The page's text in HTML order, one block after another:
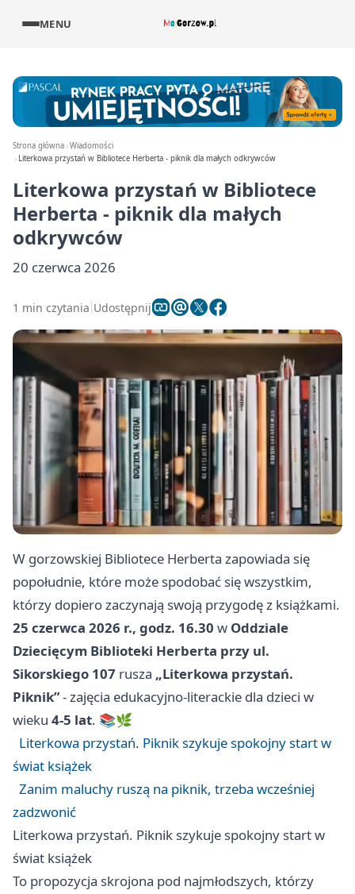
MENU
Strona główna Wiadomości
Literkowa przystań w Bibliotece Herberta - piknik dla małych odkrywców
Literkowa przystań w Bibliotece
Herberta - piknik dla małych
odkrywców
20 czerwca 2026
1 min czytania Udostępnij
W gorzowskiej Bibliotece Herberta zapowiada się
popołudnie, które może spodobać się wszystkim,
którzy dopiero zaczynają swoją przygodę z książkami.
25 czerwca 2026 r., godz. 16.30 w Oddziale
Dziecięcym Biblioteki Herberta przy ul.
Sikorskiego 107 rusza „Literkowa przystań.
Piknik”- zajęcia edukacyjno-literackie dla dzieci w
wieku 4-5 lat. 📚🌿
Literkowa przystań. Piknik szykuje spokojny start w
świat książek
Zanim maluchy ruszą na piknik, trzeba wcześniej
zadzwonić
Literkowa przystań. Piknik szykuje spokojny start w
świat książek
To propozycja skrojona pod najmłodszych, którzy